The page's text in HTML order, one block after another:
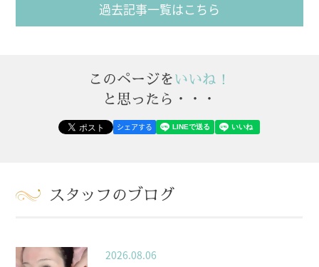
過去記事一覧はこちら
このページをいいね！
と思ったら・・・
シェアする
スタッフのブログ
2026.08.06